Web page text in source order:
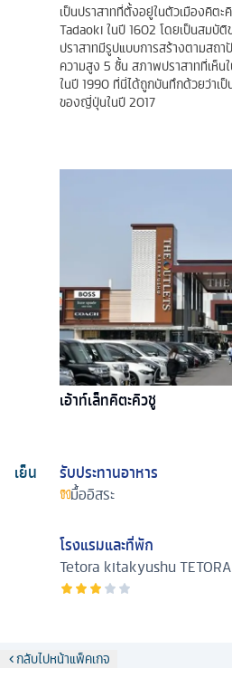
เป็นปราสาทที่ตั้งอยู่ในตัวเมืองคิต
Tadaoki ในปี 1602 โดยเป็นสมบั
ปราสาทมีรูปแบบการสร้างตามส
ความสูง 5 ชั้น สภาพปราสาทที่เห็
ในปี 1990 ที่นี่ได้ถูกบันทึกด้วยว่าเป็
ของญี่ปุ่นในปี 2017
เอ้าท์เล็ทคิตะคิวชู
เย็น
รับประทานอาหาร
มื้ออิสระ
โรงแรมและที่พัก
Tetora kitakyushu
กลับไปหน้าแพ็คเกจ